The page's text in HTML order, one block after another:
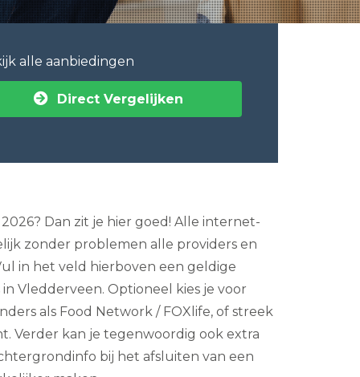
alle aanbiedingen
Direct Vergelijken
Dan zit je hier goed! Alle internet-
zonder problemen alle providers en
in het veld hierboven een geldige
Vledderveen. Optioneel kies je voor
als Food Network / FOXlife, of streek
Verder kan je tegenwoordig ook extra
bij het afsluiten van een